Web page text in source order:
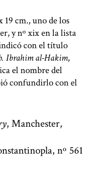
19 cm., uno de los
y nº xix en la lista
con el título
Ibrahim al-Hakim,
el nombre del
confundirlo con el
, Manchester,
nº 561